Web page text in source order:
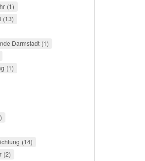
1
13
Darmstadt 1
1
14
2